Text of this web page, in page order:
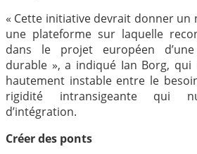
« Cette initiative devrait donner
une plateforme sur laquelle
dans le projet européen
durable », a indiqué Ian Borg, qui
hautement instable entre le
rigidité intransigeante qui
d’intégration.
Créer des ponts